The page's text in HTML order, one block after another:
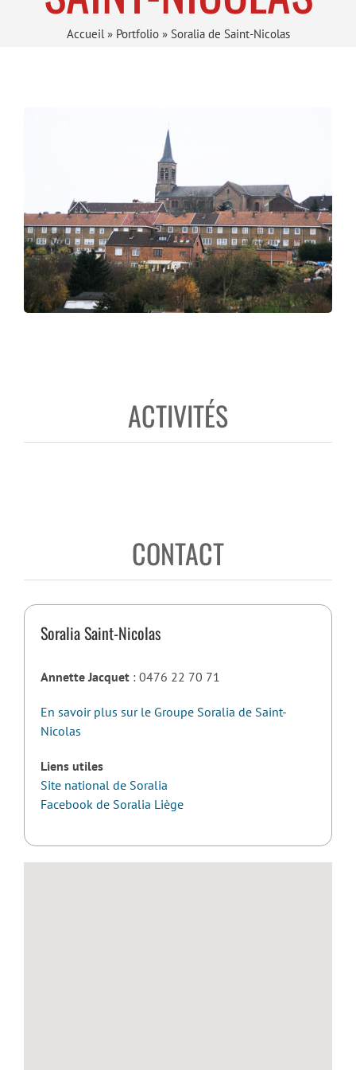
Accueil » Portfolio» Soralia de Saint-Nicolas
ACTIVITÉS
CONTACT
Soralia Saint-Nicolas
Annette Jacquet: 0476 22 70 71
En savoir plus sur le Groupe Soralia de Saint-
Nicolas
Liens utiles
Site national de Soralia
Facebook de Soralia Liège